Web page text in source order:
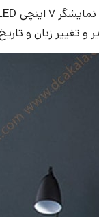
و تغییر زبان و